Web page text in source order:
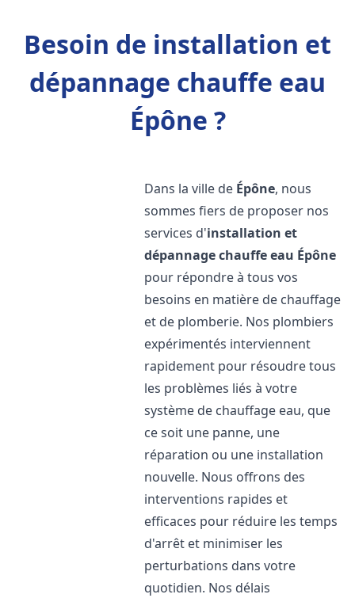
Besoin de installation et
dépannage chauffe eau
Épône ?
Dans la ville de Épône, nous
sommes fiers de proposer nos
services d'installation et
dépannage chauffe eau Épône
pour répondre à tous vos
besoins en matière de chauffage
et de plomberie. Nos plombiers
expérimentés interviennent
rapidement pour résoudre tous
les problèmes liés à votre
système de chauffage eau, que
ce soit une panne, une
réparation ou une installation
nouvelle. Nous offrons des
interventions rapides et
efficaces pour réduire les temps
d'arrêt et minimiser les
perturbations dans votre
quotidien. Nos délais